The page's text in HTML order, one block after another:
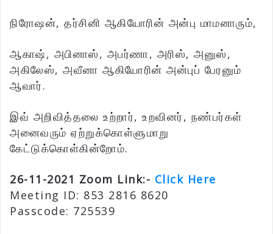
நிரோஷன், தர்சினி ஆகியோரின் அன்பு மாமனாரும்,
ஆகாஷ், அபினாஸ், அபர்ணா, அரிஸ், அனுஸ்,
அகிலேஸ், அவீனா ஆகியோரின் அன்புப் பேரனும்
ஆவார்.
இவ் அறிவித்தலை உற்றார், உறவினர், நண்பர்கள்
அனைவரும் ஏற்றுக்கொள்ளுமாறு
கேட்டுக்கொள்கின்றோம்.
26-11-2021 Zoom Link:- Click Here
Meeting ID: 853 2816 8620
Passcode: 725539